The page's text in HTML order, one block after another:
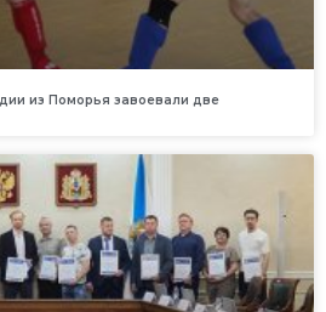
из Поморья завоевали две